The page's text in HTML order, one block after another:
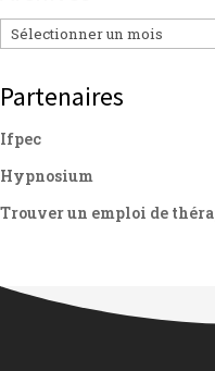
Archives
Partenaires
Ifpec
Hypnosium
Trouver un emploi de